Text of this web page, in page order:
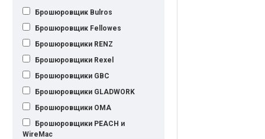
Брошюровщик Bulros
Брошюровщик Fellowes
Брошюровщики RENZ
Брошюровщики Rexel
Брошюровщики GBC
Брошюровщики GLADWORK
Брошюровщики OMA
Брошюровщики PEACH и
WireMac